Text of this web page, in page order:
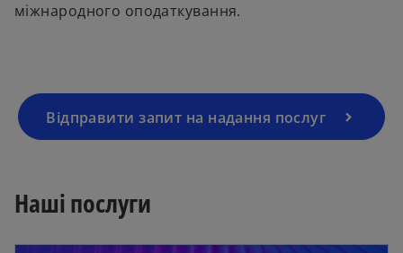
міжнародного оподаткування.
Відправити запит на надання послуг
Наші послуги